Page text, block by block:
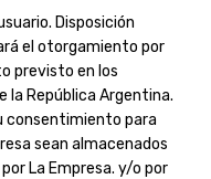
Disposición
el otorgamiento por
previsto en los
la República Argentina.
consentimiento para
sean almacenados
La Empresa. y/o por